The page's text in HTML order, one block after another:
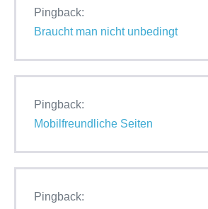
Pingback:
Braucht man nicht unbedingt
Pingback:
Mobilfreundliche Seiten
Pingback: